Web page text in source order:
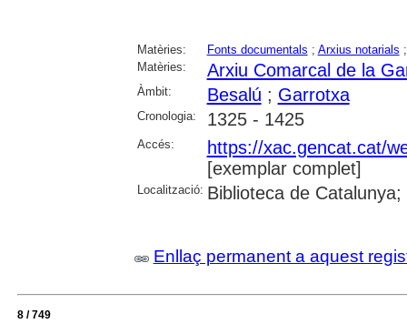
Matèries: Fonts documentals ; Arxius notarials
Matèries:
Arxiu Comarcal de la
Àmbit: Besalú ; Garrotxa
Cronologia: 1325 - 1425
Accés:
https://xac.gencat.cat/
[exemplar complet]
Localització: Biblioteca de
Enllaç permanent a aquest
8 / 749